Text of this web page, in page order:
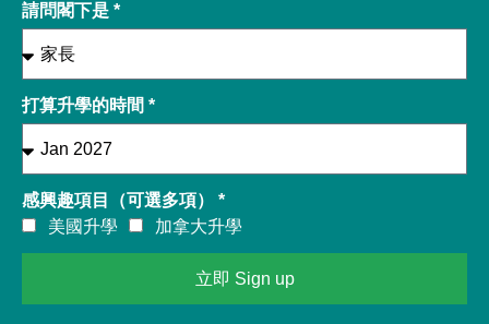
請問閣下是 *
打算升學的時間 *
感興趣項目（可選多項） *
美國升學
加拿大升學
立即 Sign up